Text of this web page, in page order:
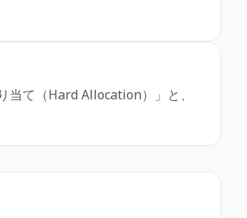
当て（Hard Allocation）」と、